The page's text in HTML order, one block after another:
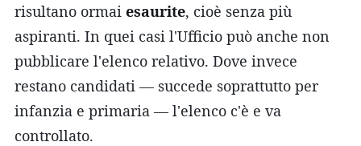
risultano ormai esaurite, cioè senza più
aspiranti. In quei casi l'Ufficio può anche non
pubblicare l'elenco relativo. Dove invece
restano candidati — succede soprattutto per
infanzia e primaria — l'elenco c'è e va
controllato.